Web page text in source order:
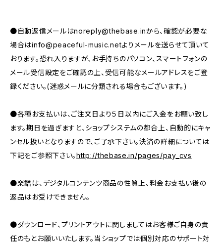
●自動返信メールはnoreply@thebase.inから、確認が必要な
場合はinfo@peaceful-music.netよりメールを送らせて頂いて
おります。恐れ入りますが、お手持ちのパソコン、スマートフォンの
メール受信設定をご確認の上、受信可能なメールアドレスをご登
録ください。(迷惑メールに分類される場合もございます。)
●各種お支払いは、ご注文日より５日以内にご入金をお願い致し
ます。期日を過ぎますと、ショップシステムの都合上、自動的にキャ
ンセル扱いとなりますので、ご了承下さい。決済の詳細については
下記をご参照下さい。http://thebase.in/pages/pay_cvs
●楽譜は、デジタルコンテンツ商品の性質上、料金お支払い後の
返品はお受けできません。
●ダウンロード、プリントアウトに関しましてはお客様ご自身の責
任のもとお願いいたします。当ショップでは個別対応のサポート対